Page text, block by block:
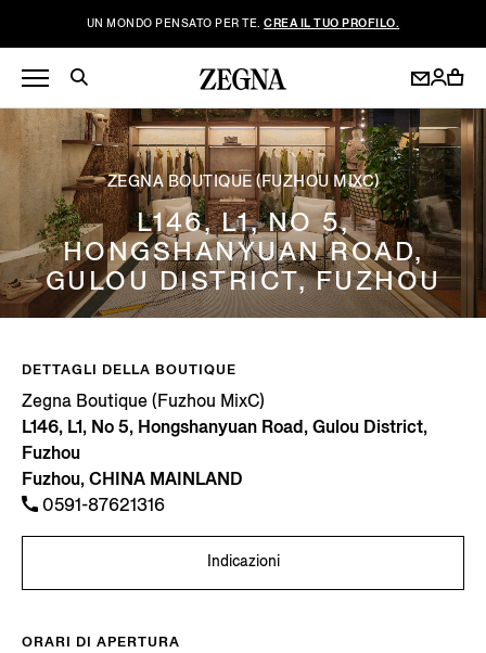
UN MONDO PENSATO PER TE.CREA IL TUO PROFILO.
ZEGNA BOUTIQUE (FUZHOU MIXC)
L146, L1, NO 5,
HONGSHANYUAN ROAD,
GULOU DISTRICT, FUZHOU
DETTAGLI DELLA BOUTIQUE
Zegna Boutique (Fuzhou MixC)
L146, L1, No 5, Hongshanyuan Road, Gulou District,
Fuzhou
Fuzhou, CHINA MAINLAND
0591-87621316
Indicazioni
ORARI DI APERTURA